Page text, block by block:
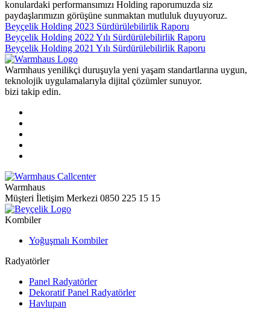
konulardaki performansımızı Holding raporumuzda siz
paydaşlarımızın görüşüne sunmaktan mutluluk duyuyoruz.
Beyçelik Holding 2023 Sürdürülebilirlik Raporu
Beyçelik Holding 2022 Yılı Sürdürülebilirlik Raporu
Beyçelik Holding 2021 Yılı Sürdürülebilirlik Raporu
Warmhaus yenilikçi duruşuyla yeni yaşam standartlarına uygun,
teknolojik uygulamalarıyla dijital çözümler sunuyor.
bizi takip edin.
Warmhaus
Müşteri İletişim Merkezi 0850 225 15 15
Kombiler
Yoğuşmalı Kombiler
Radyatörler
Panel Radyatörler
Dekoratif Panel Radyatörler
Havlupan